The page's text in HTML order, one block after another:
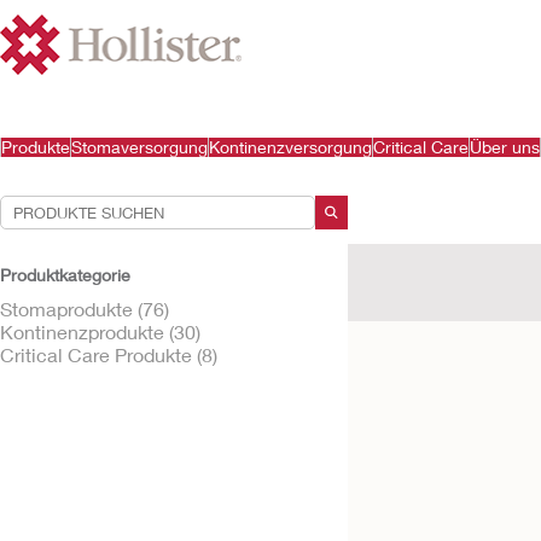
ProdukteStomaversorgungKontinenzversorgungCritical CareÜber uns
Produktkategorie
Stomaprodukte (76)
Kontinenzprodukte (30)
Critical Care Produkte (8)
Treffen Sie links eine